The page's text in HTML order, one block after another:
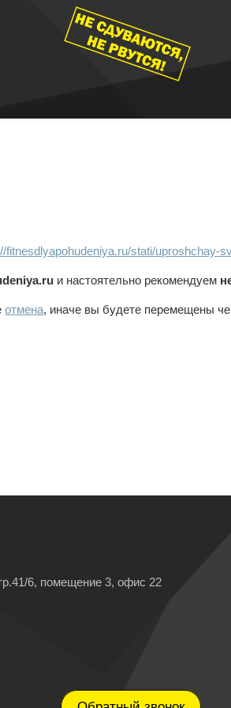
fitnesdlyapohudeniya.ru/stati/
и настоятельно рекомендуем
отмена, иначе вы будете перемещены
6, помещение 3, офис 22